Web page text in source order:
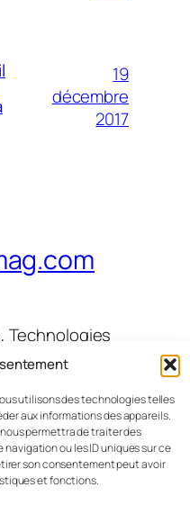
utilisons des technologies telles
aux informations des appareils.
permettra de traiter des
ou les ID uniques sur ce
son consentement peut avoir
et fonctions.
19
décembre
2017
Technologies
serious games,